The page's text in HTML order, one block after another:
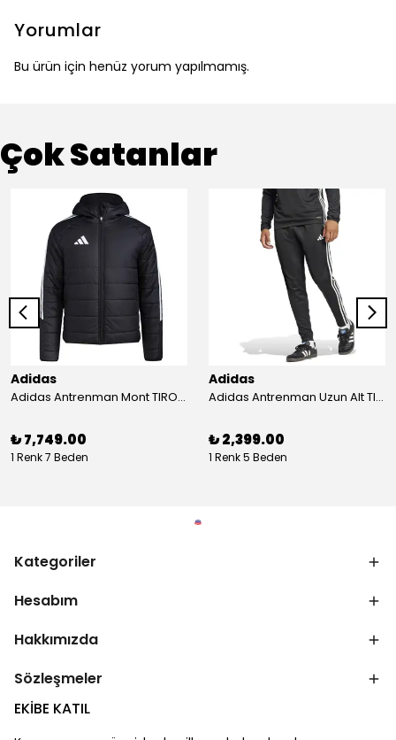
Yorumlar
Bu ürün için henüz yorum yapılmamış.
Çok Satanlar
Adidas
Adidas Antrenman Mont TIRO24 WINT JKT IJ7388
₺ 7,749.00
1 Renk 7 Beden
Adidas
Adidas Antrenman Uzun Alt TIRO ES PNT JD0442
₺ 2,399.00
1 Renk 5 Beden
Kategoriler
Hesabım
Hakkımızda
Sözleşmeler
EKİBE KATIL